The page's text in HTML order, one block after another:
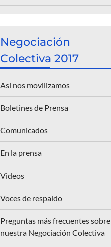
Negociación
Colectiva 2017
Así nos movilizamos
Boletines de Prensa
Comunicados
En la prensa
Videos
Voces de respaldo
Preguntas más frecuentes sobre
nuestra Negociación Colectiva